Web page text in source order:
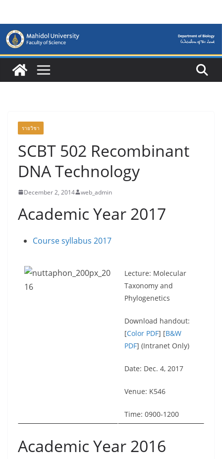
content
รายวิชา
SCBT 502 Recombinant
DNA Technology
December 2, 2014 web_admin
Academic Year 2017
Course syllabus 2017
Lecture: Molecular
Taxonomy and
Phylogenetics
Download handout:
[Color PDF] [B&W
PDF] (Intranet Only)
Date: Dec. 4, 2017
Venue: K546
Time: 0900-1200
Academic Year 2016